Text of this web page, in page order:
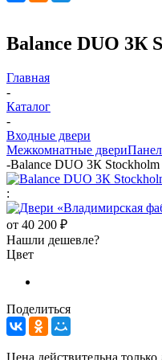
Balance DUO 3К
Главная
-
Каталог
-
Входные двери
Межкомнатные двери
-Balance DUO 3К Stockholm
:
от 40 200 ₽
Нашли дешевле?
Цвет
Поделиться
Цена действительна